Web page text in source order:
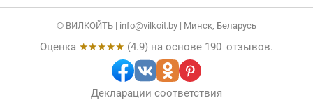
© ВИЛКОЙТЬ | info@vilkoit.by | Минск, Беларусь
Оценка ★★★★★ (4.9) на основе 190 отзывов.
Декларации соответствия